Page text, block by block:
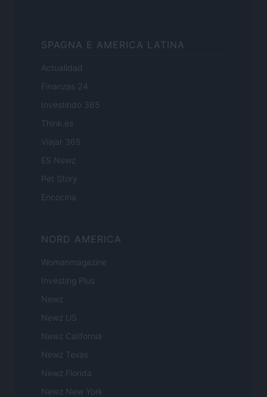
SPAGNA E AMERICA LATINA
Actualidad
Finanzas 24
Investindo 365
Think.es
Viajar 365
ES Newz
Pet Story
Encocina
NORD AMERICA
Womanmagazine
Investing Plus
Newz
Newz US
Newz California
Newz Texas
Newz Florida
Newz New York